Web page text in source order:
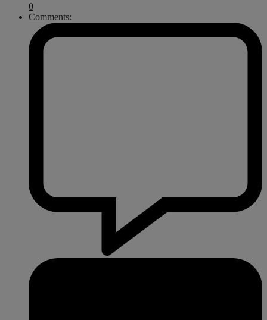
0
Comments: